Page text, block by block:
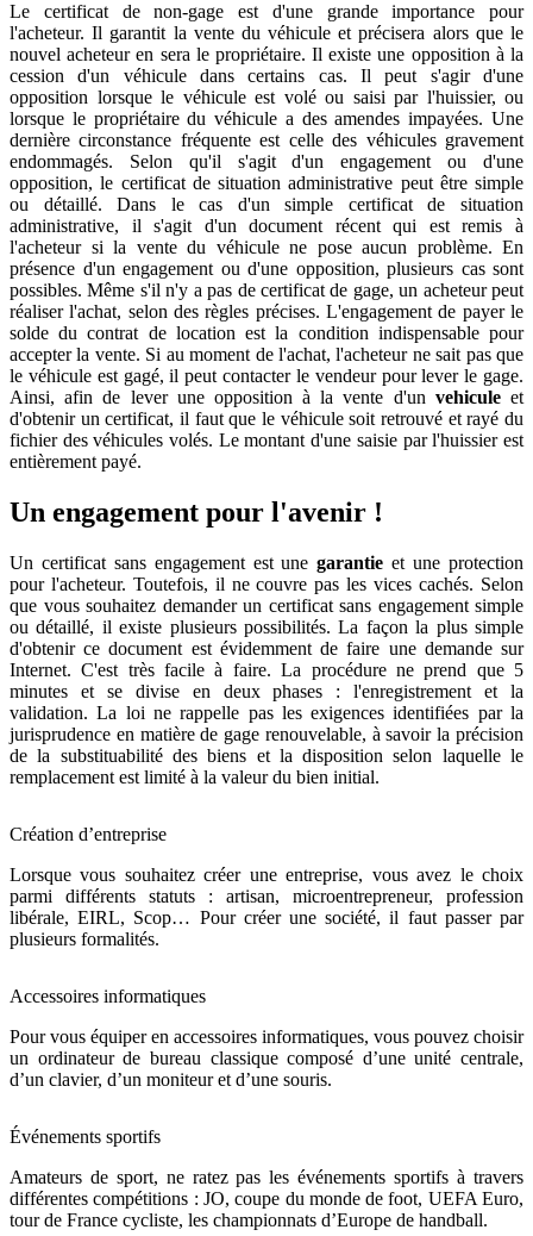
Le certificat de non-gage est d'une grande importance pour
l'acheteur. Il garantit la vente du véhicule et précisera alors que le
nouvel acheteur en sera le propriétaire. Il existe une opposition à la
cession d'un véhicule dans certains cas. Il peut s'agir d'une
opposition lorsque le véhicule est volé ou saisi par l'huissier, ou
lorsque le propriétaire du véhicule a des amendes impayées. Une
dernière circonstance fréquente est celle des véhicules gravement
endommagés. Selon qu'il s'agit d'un engagement ou d'une
opposition, le certificat de situation administrative peut être simple
ou détaillé. Dans le cas d'un simple certificat de situation
administrative, il s'agit d'un document récent qui est remis à
l'acheteur si la vente du véhicule ne pose aucun problème. En
présence d'un engagement ou d'une opposition, plusieurs cas sont
possibles. Même s'il n'y a pas de certificat de gage, un acheteur peut
réaliser l'achat, selon des règles précises. L'engagement de payer le
solde du contrat de location est la condition indispensable pour
accepter la vente. Si au moment de l'achat, l'acheteur ne sait pas que
le véhicule est gagé, il peut contacter le vendeur pour lever le gage.
Ainsi, afin de lever une opposition à la vente d'un vehiculeet
d'obtenir un certificat, il faut que le véhicule soit retrouvé et rayé du
fichier des véhicules volés. Le montant d'une saisie par l'huissier est
entièrement payé.
Un engagement pour l'avenir !
Un certificat sans engagement est unegarantie et une protection
pour l'acheteur. Toutefois, il ne couvre pas les vices cachés. Selon
que vous souhaitez demander un certificat sans engagement simple
ou détaillé, il existe plusieurs possibilités. La façon la plus simple
d'obtenir ce document est évidemment de faire une demande sur
Internet. C'est très facile à faire. La procédure ne prend que 5
minutes et se divise en deux phases : l'enregistrement et la
validation. La loi ne rappelle pas les exigences identifiées par la
jurisprudence en matière de gage renouvelable, à savoir la précision
de la substituabilité des biens et la disposition selon laquelle le
remplacement est limité à la valeur du bien initial.
Création d’entreprise
Lorsque vous souhaitez créer une entreprise, vous avez le choix
parmi différents statuts : artisan, microentrepreneur, profession
libérale, EIRL, Scop… Pour créer une société, il faut passer par
plusieurs formalités.
Accessoires informatiques
Pour vous équiper en accessoires informatiques, vous pouvez choisir
un ordinateur de bureau classique composé d’une unité centrale,
d’un clavier, d’un moniteur et d’une souris.
Événements sportifs
Amateurs de sport, ne ratez pas les événements sportifs à travers
différentes compétitions : JO, coupe du monde de foot, UEFA Euro,
tour de France cycliste, les championnats d’Europe de handball.